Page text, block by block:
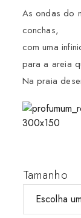
As ondas do
conchas,
com uma
para a areia
Na praia
Tamanho